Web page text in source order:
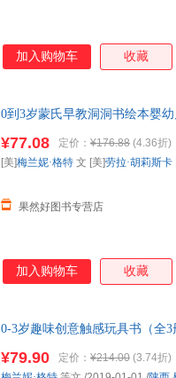
加入购物车 收藏
0到3岁蒙氏早教洞洞书绘本婴
¥77.08 定价： ¥176.88 (4.36折)
果然好图书专营店
[美]梅兰妮·格特 文 [美]劳拉·胡莉斯卡
加入购物车 收藏
0-3岁趣味创意触感玩具书（全
¥79.90 定价： ¥214.00 (3.74折)